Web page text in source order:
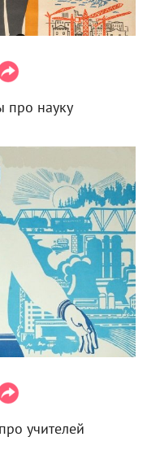
про науку
учителей